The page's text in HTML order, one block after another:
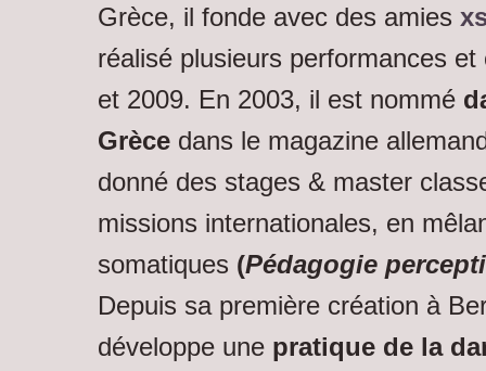
Grèce, il fonde avec des amies
réalisé plusieurs performances
et 2009. En 2003, il est nommé
Grèce dans le magazine
donné des stages & master
missions internationales, en
somatiques (Pédagogie
Depuis sa première création à
développe une pratique de la